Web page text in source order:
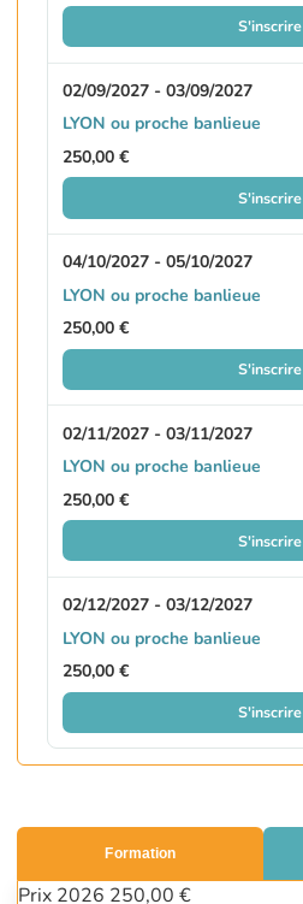
S'inscrire
02/09/2027 - 03/09/2027
LYON ou proche banlieue
250,00 €
S'inscrire
04/10/2027 - 05/10/2027
LYON ou proche banlieue
250,00 €
S'inscrire
02/11/2027 - 03/11/2027
LYON ou proche banlieue
250,00 €
S'inscrire
02/12/2027 - 03/12/2027
LYON ou proche banlieue
250,00 €
S'inscrire
Formation
Prix 2026 250,00 €